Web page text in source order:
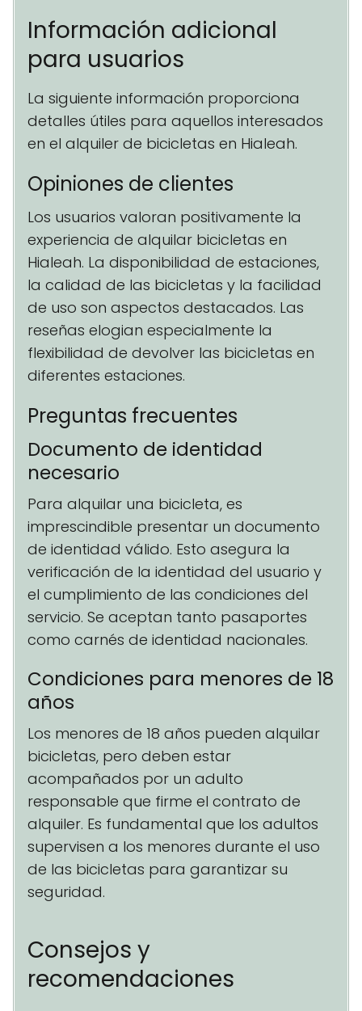
Información adicional
para usuarios
La siguiente información proporciona
detalles útiles para aquellos interesados
en el alquiler de bicicletas en Hialeah.
Opiniones de clientes
Los usuarios valoran positivamente la
experiencia de alquilar bicicletas en
Hialeah. La disponibilidad de estaciones,
la calidad de las bicicletas y la facilidad
de uso son aspectos destacados. Las
reseñas elogian especialmente la
flexibilidad de devolver las bicicletas en
diferentes estaciones.
Preguntas frecuentes
Documento de identidad
necesario
Para alquilar una bicicleta, es
imprescindible presentar un documento
de identidad válido. Esto asegura la
verificación de la identidad del usuario y
el cumplimiento de las condiciones del
servicio. Se aceptan tanto pasaportes
como carnés de identidad nacionales.
Condiciones para menores de 18
años
Los menores de 18 años pueden alquilar
bicicletas, pero deben estar
acompañados por un adulto
responsable que firme el contrato de
alquiler. Es fundamental que los adultos
supervisen a los menores durante el uso
de las bicicletas para garantizar su
seguridad.
Consejos y
recomendaciones